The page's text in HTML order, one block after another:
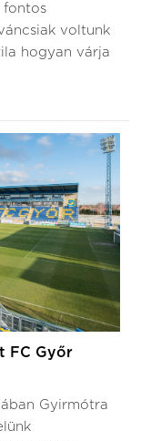
fontos
voltunk
hogyan várja
FC Győr
Gyirmótra